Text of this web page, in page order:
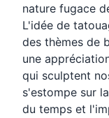
nature fugace
L'idée de
des thèmes de
une
qui sculptent
s'estompe sur
du temps et